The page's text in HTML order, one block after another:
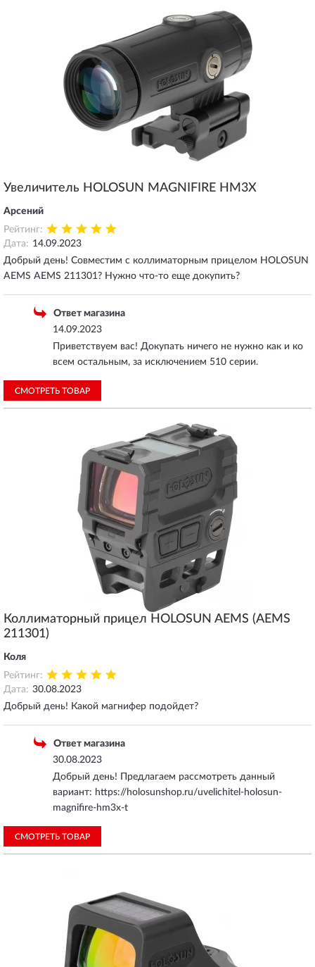
Увеличитель HOLOSUN MAGNIFIRE HM3X
Арсений
Рейтинг:
Дата: 14.09.2023
Добрый день! Совместим с коллиматорным прицелом HOLOSUN
AEMS AEMS 211301? Нужно что-то еще докупить?
Ответ магазина
14.09.2023
Приветствуем вас! Докупать ничего не нужно как и ко
всем остальным, за исключением 510 серии.
СМОТРЕТЬ ТОВАР
Коллиматорный прицел HOLOSUN AEMS (AEMS
211301)
Коля
Рейтинг:
Дата: 30.08.2023
Добрый день! Какой магнифер подойдет?
Ответ магазина
30.08.2023
Добрый день! Предлагаем рассмотреть данный
вариант: https://holosunshop.ru/uvelichitel-holosun-
magnifire-hm3x-t
СМОТРЕТЬ ТОВАР